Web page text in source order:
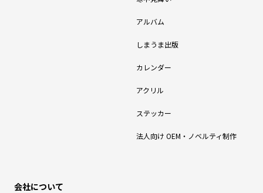
アルバム
しまうま出版
カレンダー
アクリル
ステッカー
法人向け OEM・ノベルティ制作
会社について